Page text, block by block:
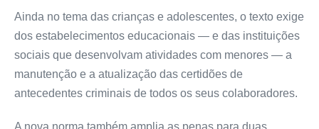
Ainda no tema das crianças e adolescentes, o texto exige
dos estabelecimentos educacionais — e das instituições
sociais que desenvolvam atividades com menores — a
manutenção e a atualização das certidões de
antecedentes criminais de todos os seus colaboradores.
A nova norma também amplia as penas para duas